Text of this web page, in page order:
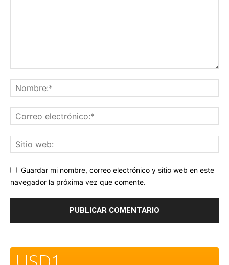
Guardar mi nombre, correo electrónico y sitio web en este
navegador la próxima vez que comente.